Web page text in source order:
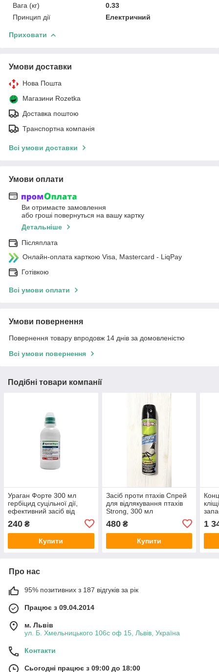
Вага (кг)
0.33
Принцип дії
Електричний
Приховати
Умови доставки
Нова Пошта
Магазини Rozetka
Доставка поштою
Транспортна компанія
Всі умови доставки
Умови оплати
Ви отримаєте замовлення
або гроші повернуться на вашу картку
Детальніше
Післяплата
Онлайн-оплата карткою Visa, Mastercard - LiqPay
Готівкою
Всі умови оплати
Умови повернення
Повернення товару впродовж 14 днів за домовленістю
Всі умови повернення
Подібні товари компанії
Ураган Форте 300 мл
гербіцид суцільної дії,
ефективний засіб від
однорічних і багаторічних
бур’янів
240 ₴
Купити
Засіб проти птахів Спрей
для відлякування птахів
Strong, 300 мл
480₴
Купити
1
Про нас
95% позитивних з 187 відгуків за рік
Працює з 09.04.2014
м. Львів
ул. Б. Хмельницького 106с оф 15, Львів, Україна
Контакти
Сьогодні працює з 09:00 до 18:00